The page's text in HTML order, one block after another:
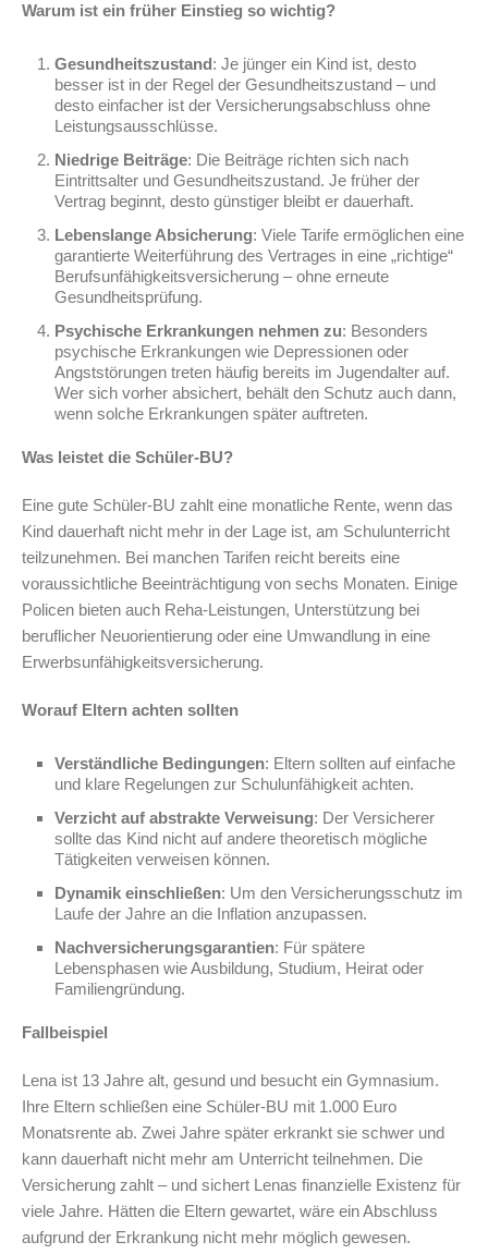
Warum ist ein früher Einstieg so wichtig?
Gesundheitszustand: Je jünger ein Kind ist, desto
besser ist in der Regel der Gesundheitszustand – und
desto einfacher ist der Versicherungsabschluss ohne
Leistungsausschlüsse.
Niedrige Beiträge: Die Beiträge richten sich nach
Eintrittsalter und Gesundheitszustand. Je früher der
Vertrag beginnt, desto günstiger bleibt er dauerhaft.
Lebenslange Absicherung: Viele Tarife ermöglichen eine
garantierte Weiterführung des Vertrages in eine „richtige“
Berufsunfähigkeitsversicherung – ohne erneute
Gesundheitsprüfung.
Psychische Erkrankungen nehmen zu: Besonders
psychische Erkrankungen wie Depressionen oder
Angststörungen treten häufig bereits im Jugendalter auf.
Wer sich vorher absichert, behält den Schutz auch dann,
wenn solche Erkrankungen später auftreten.
Was leistet die Schüler-BU?
Eine gute Schüler-BU zahlt eine monatliche Rente, wenn das
Kind dauerhaft nicht mehr in der Lage ist, am Schulunterricht
teilzunehmen. Bei manchen Tarifen reicht bereits eine
voraussichtliche Beeinträchtigung von sechs Monaten. Einige
Policen bieten auch Reha-Leistungen, Unterstützung bei
beruflicher Neuorientierung oder eine Umwandlung in eine
Erwerbsunfähigkeitsversicherung.
Worauf Eltern achten sollten
Verständliche Bedingungen: Eltern sollten auf einfache
und klare Regelungen zur Schulunfähigkeit achten.
Verzicht auf abstrakte Verweisung: Der Versicherer
sollte das Kind nicht auf andere theoretisch mögliche
Tätigkeiten verweisen können.
Dynamik einschließen: Um den Versicherungsschutz im
Laufe der Jahre an die Inflation anzupassen.
Nachversicherungsgarantien: Für spätere
Lebensphasen wie Ausbildung, Studium, Heirat oder
Familiengründung.
Fallbeispiel
Lena ist 13 Jahre alt, gesund und besucht ein Gymnasium.
Ihre Eltern schließen eine Schüler-BU mit 1.000 Euro
Monatsrente ab. Zwei Jahre später erkrankt sie schwer und
kann dauerhaft nicht mehr am Unterricht teilnehmen. Die
Versicherung zahlt – und sichert Lenas finanzielle Existenz für
viele Jahre. Hätten die Eltern gewartet, wäre ein Abschluss
aufgrund der Erkrankung nicht mehr möglich gewesen.